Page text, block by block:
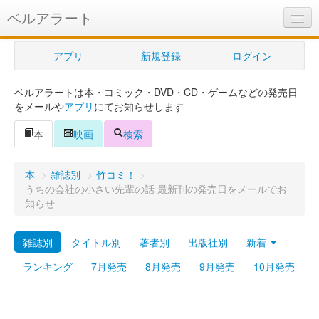
ベルアラート
ベルアラートとは
ヘルプ
新規登録
ログイン
購入管理
プレミアム
アプリ 新規登録 ログイン
ベルアラートは本・コミック・DVD・CD・ゲームなどの発売日
をメールやアプリ にてお知らせします
本
映画 検索
本 > 雑誌別 > 竹コミ！
>
うちの会社の小さい先輩の話 最新刊の発売日をメールでお
知らせ
雑誌別 タイトル別 著者別 出版社別
新着
ランキング
7月発売 8月発売 9月発売 10月発売